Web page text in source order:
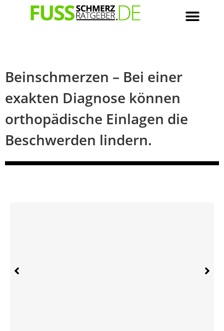
Beinschmerzen – Bei einer
exakten Diagnose können
orthopädische Einlagen die
Beschwerden lindern.